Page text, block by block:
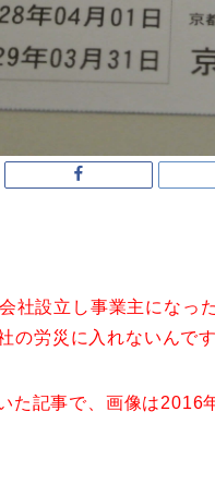
社設立し事業主になっ
の労災に入れないんです
た記事で、画像は2016